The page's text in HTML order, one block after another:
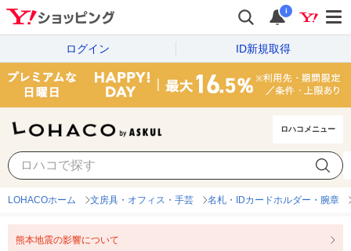
i
ログイン ID新規取得
ロハコメニュー
LOHACOホーム 文房具・オフィス・手芸 名札・IDカードホルダー・腕章
熊本地震の影響について